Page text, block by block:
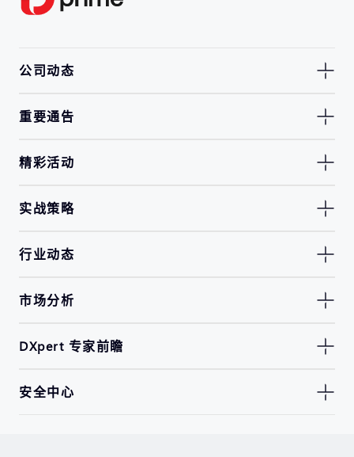
公司动态
重要通告
精彩活动
实战策略
行业动态
市场分析
DXpert 专家前瞻
安全中心